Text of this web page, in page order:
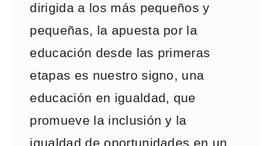
dirigida a los más pequeños y
pequeñas, la apuesta por la
educación desde las primeras
etapas es nuestro signo, una
educación en igualdad, que
promueve la inclusión y la
igualdad de oportunidades en un